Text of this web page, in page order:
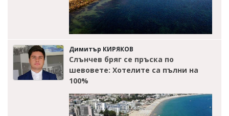
Димитър КИРЯКОВ
Слънчев бряг се пръска по
шевовете: Хотелите са пълни на
100%